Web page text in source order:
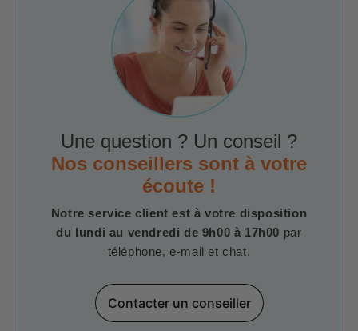
Une question ? Un conseil ?
Nos conseillers sont à votre
écoute !
Notre service client est à votre disposition
du lundi au vendredi de 9h00 à 17h00 par
téléphone, e-mail et chat.
Contacter un conseiller